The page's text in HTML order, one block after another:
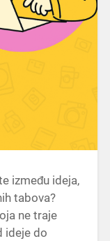
između ideja,
tabova?
ne traje
ideje do